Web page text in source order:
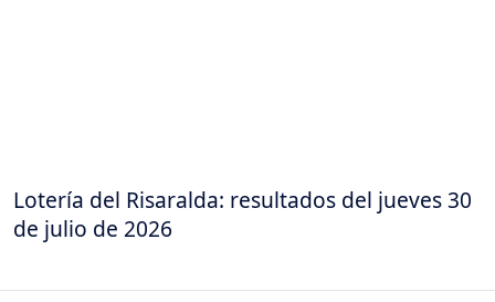
Lotería del Risaralda: resultados del jueves 30
de julio de 2026